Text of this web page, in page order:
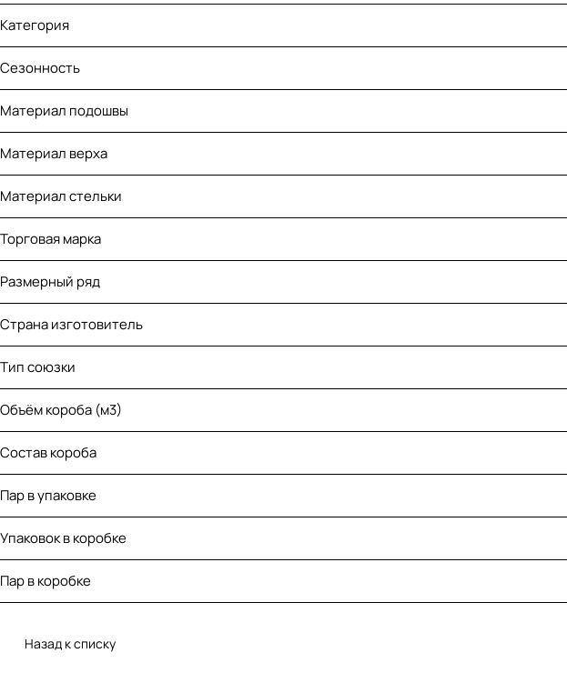
Категория
Сезонность
Материал подошвы
Материал верха
Материал стельки
Торговая марка
Размерный ряд
Страна изготовитель
Тип союзки
Объём короба (м3)
Состав короба
Пар в упаковке
Упаковок в коробке
Пар в коробке
Назад к списку